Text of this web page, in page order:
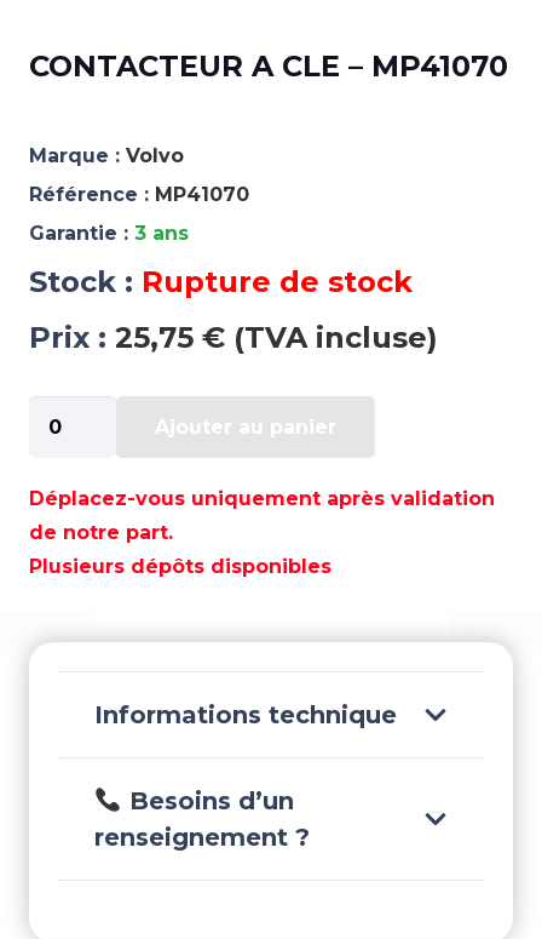
CONTACTEUR A CLE – MP41070
Marque : Volvo
Référence : MP41070
Garantie : 3 ans
Stock : Rupture de stock
Prix : 25,75 € (TVA incluse)
de
A
CLE
-
Ajouter au panier
Déplacez-vous uniquement après validation
de notre part.
Plusieurs dépôts disponibles
Informations technique
Besoins d’un
renseignement ?